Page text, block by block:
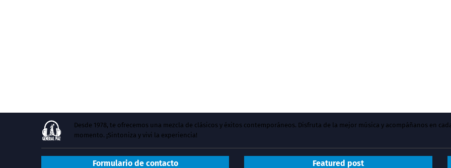
Desde 1978, te ofrecemos una mezcla de clásicos y éxitos contemporáneos. Disfruta de la mejor música y acompáñanos en
momento. ¡Sintoniza y vivi la experiencia!
Formulario de contacto Featured post